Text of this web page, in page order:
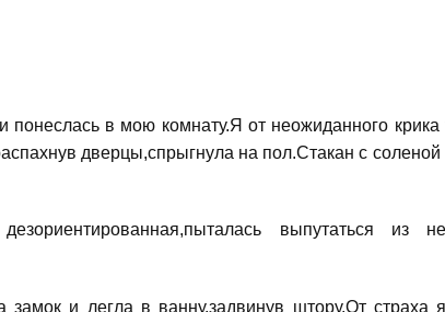
понеслась в мою комнату.Я от неожиданного крика
дверцы,спрыгнула на пол.Стакан с
выпутаться из
и легла в ванну,задвинув штору.От страха